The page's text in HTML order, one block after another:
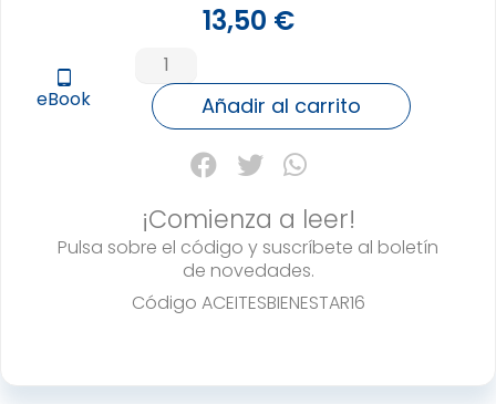
13,50 €
eBook
ACEITES
ESENCIALES
PARA
BIENESTAR
EMOCIONAL
Añadir al carrito
¡Comienza a leer!
Pulsa sobre el código y suscríbete al boletín
de novedades.
Código ACEITESBIENESTAR16